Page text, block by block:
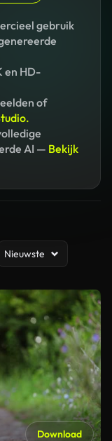
gebruik
en HD-
of
AI — Bekijk
Nieuwste
Download